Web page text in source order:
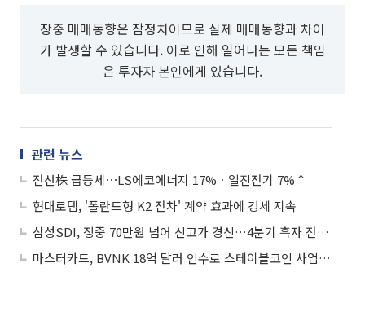
장중 매매동향은 잠정치이므로 실제 매매동향과 차이
가 발생할 수 있습니다. 이로 인해 일어나는 모든 책임
은 투자자 본인에게 있습니다.
관련 뉴스
전선株 급등세⋯LS에코에너지 17%ㆍ일진전기 7%↑
현대로템, '폴란드형 K2 전차' 계약 효과에 강세 지속
삼성SDI, 장중 70만원 넘어 신고가 경신…4분기 흑자 전환 기대감에 '강세'
마스터카드, BVNK 18억 달러 인수로 스테이블코인 사업 본격 확장